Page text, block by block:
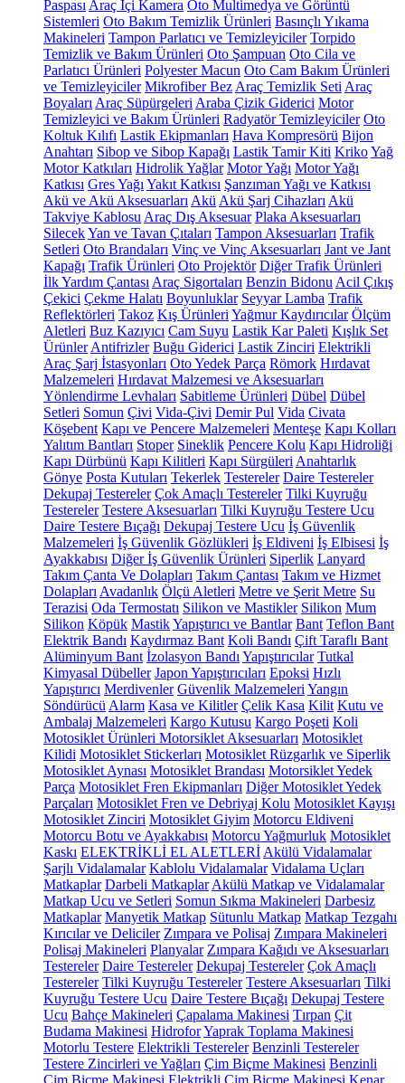
Paspası Araç İçi Kamera Oto Multimedya ve Görüntü
Sistemleri Oto Bakım Temizlik Ürünleri Basınçlı Yıkama
Makineleri Tampon Parlatıcı ve Temizleyiciler Torpido
Temizlik ve Bakım Ürünleri Oto Şampuan Oto Cila ve
Parlatıcı Ürünleri Polyester Macun Oto Cam Bakım Ürünleri
ve Temizleyiciler Mikrofiber Bez Araç Temizlik Seti Araç
Boyaları Araç Süpürgeleri Araba Çizik Giderici Motor
Temizleyici ve Bakım Ürünleri Radyatör Temizleyiciler Oto
Koltuk Kılıfı Lastik Ekipmanları Hava Kompresörü Bijon
Anahtarı Sibop ve Sibop Kapağı Lastik Tamir Kiti KrikoYağ
Motor Katkıları Hidrolik Yağlar Motor Yağı Motor Yağı
Katkısı Gres Yağı Yakıt Katkısı Şanzıman Yağı ve Katkısı
Akü ve Akü Aksesuarları Akü Akü Şarj Cihazları Akü
Takviye Kablosu Araç Dış Aksesuar Plaka Aksesuarları
SilecekYan ve Tavan Çıtaları Tampon Aksesuarları Trafik
Setleri Oto Brandaları Vinç ve Vinç Aksesuarları Jant ve Jant
Kapağı Trafik Ürünleri Oto Projektör Diğer Trafik Ürünleri
İlk Yardım Çantası Araç Sigortaları Benzin Bidonu Acil Çıkış
Çekici Çekme Halatı Boyunluklar Seyyar Lamba Trafik
Reflektörleri Takoz Kış Ürünleri Yağmur Kaydırıcılar Ölçüm
Aletleri Buz Kazıyıcı Cam Suyu Lastik Kar Paleti Kışlık Set
Ürünler Antifrizler Buğu Giderici Lastik Zinciri Elektrikli
Araç Şarj İstasyonları Oto Yedek Parça Römork Hırdavat
Malzemeleri Hırdavat Malzemesi ve Aksesuarları
Yönlendirme Levhaları Sabitleme Ürünleri Dübel Dübel
Setleri Somun Çivi Vida-Çivi Demir Pul Vida Civata
Köşebent Kapı ve Pencere Malzemeleri Menteşe Kapı Kolları
Yalıtım Bantları Stoper Sineklik Pencere Kolu Kapı Hidroliği
Kapı Dürbünü Kapı Kilitleri Kapı Sürgüleri Anahtarlık
Gönye Posta Kutuları Tekerlek Testereler Daire Testereler
Dekupaj Testereler Çok Amaçlı Testereler Tilki Kuyruğu
Testereler Testere Aksesuarları Tilki Kuyruğu Testere Ucu
Daire Testere Bıçağı Dekupaj Testere Ucu İş Güvenlik
Malzemeleri İş Güvenlik Gözlükleri İş Eldiveni İş Elbisesi İş
Ayakkabısı Diğer İş Güvenlik Ürünleri Siperlik Lanyard
Takım Çanta Ve Dolapları Takım Çantası Takım ve Hizmet
Dolapları Avadanlık Ölçü Aletleri Metre ve Şerit Metre Su
Terazisi Oda Termostatı Silikon ve Mastikler Silikon Mum
Silikon Köpük MastikYapıştırıcı ve Bantlar Bant Teflon Bant
Elektrik Bandı Kaydırmaz Bant Koli Bandı Çift Taraflı Bant
Alüminyum Bant İzolasyon Bandı Yapıştırıcılar Tutkal
Kimyasal Dübeller Japon Yapıştırıcıları Epoksi Hızlı
Yapıştırıcı Merdivenler Güvenlik Malzemeleri Yangın
Söndürücü Alarm Kasa ve Kilitler Çelik Kasa Kilit Kutu ve
Ambalaj Malzemeleri Kargo Kutusu Kargo Poşeti Koli
Motosiklet Ürünleri Motorsiklet Aksesuarları Motosiklet
Kilidi Motosiklet Stickerları Motosiklet Rüzgarlık ve Siperlik
Motosiklet Aynası Motosiklet Brandası Motorsiklet Yedek
Parça Motosiklet Fren Ekipmanları Diğer Motosiklet Yedek
Parçaları Motosiklet Fren ve Debriyaj Kolu Motosiklet Kayışı
Motosiklet Zinciri Motosiklet Giyim Motorcu Eldiveni
Motorcu Botu ve Ayakkabısı Motorcu Yağmurluk Motosiklet
Kaskı ELEKTRİKLİ EL ALETLERİ Akülü Vidalamalar
Şarjlı Vidalamalar Kablolu Vidalamalar Vidalama Uçları
Matkaplar Darbeli Matkaplar Akülü Matkap ve Vidalamalar
Matkap Ucu ve Setleri Somun Sıkma Makineleri Darbesiz
Matkaplar Manyetik Matkap Sütunlu Matkap Matkap Tezgahı
Kırıcılar ve Deliciler Zımpara ve Polisaj Zımpara Makineleri
Polisaj Makineleri Planyalar Zımpara Kağıdı ve Aksesuarları
Testereler Daire Testereler Dekupaj Testereler Çok Amaçlı
Testereler Tilki Kuyruğu Testereler Testere Aksesuarları Tilki
Kuyruğu Testere Ucu Daire Testere Bıçağı Dekupaj Testere
Ucu Bahçe Makineleri Çapalama Makinesi Tırpan Çit
Budama Makinesi HidroforYaprak Toplama Makinesi
Motorlu Testere Elektrikli Testereler Benzinli Testereler
Testere Zincirleri ve Yağları Çim Biçme Makinesi Benzinli
Çim Biçme Makinesi Elektrikli Çim Biçme Makinesi Kenar